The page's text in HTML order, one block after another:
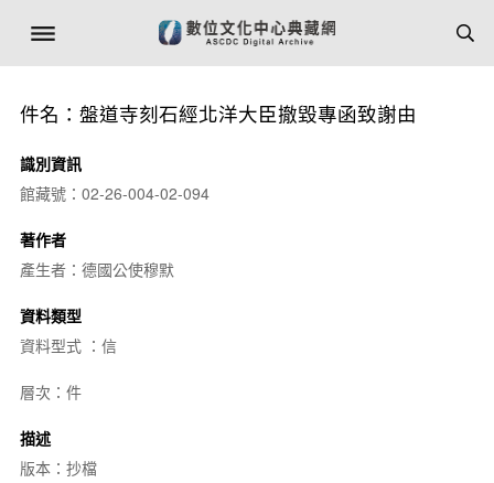
件名：盤道寺刻石經北洋大臣撤毀專函致謝由
識別資訊
館藏號：02-26-004-02-094
著作者
產生者：德國公使穆默
資料類型
資料型式 ：信
層次：件
描述
版本：抄檔